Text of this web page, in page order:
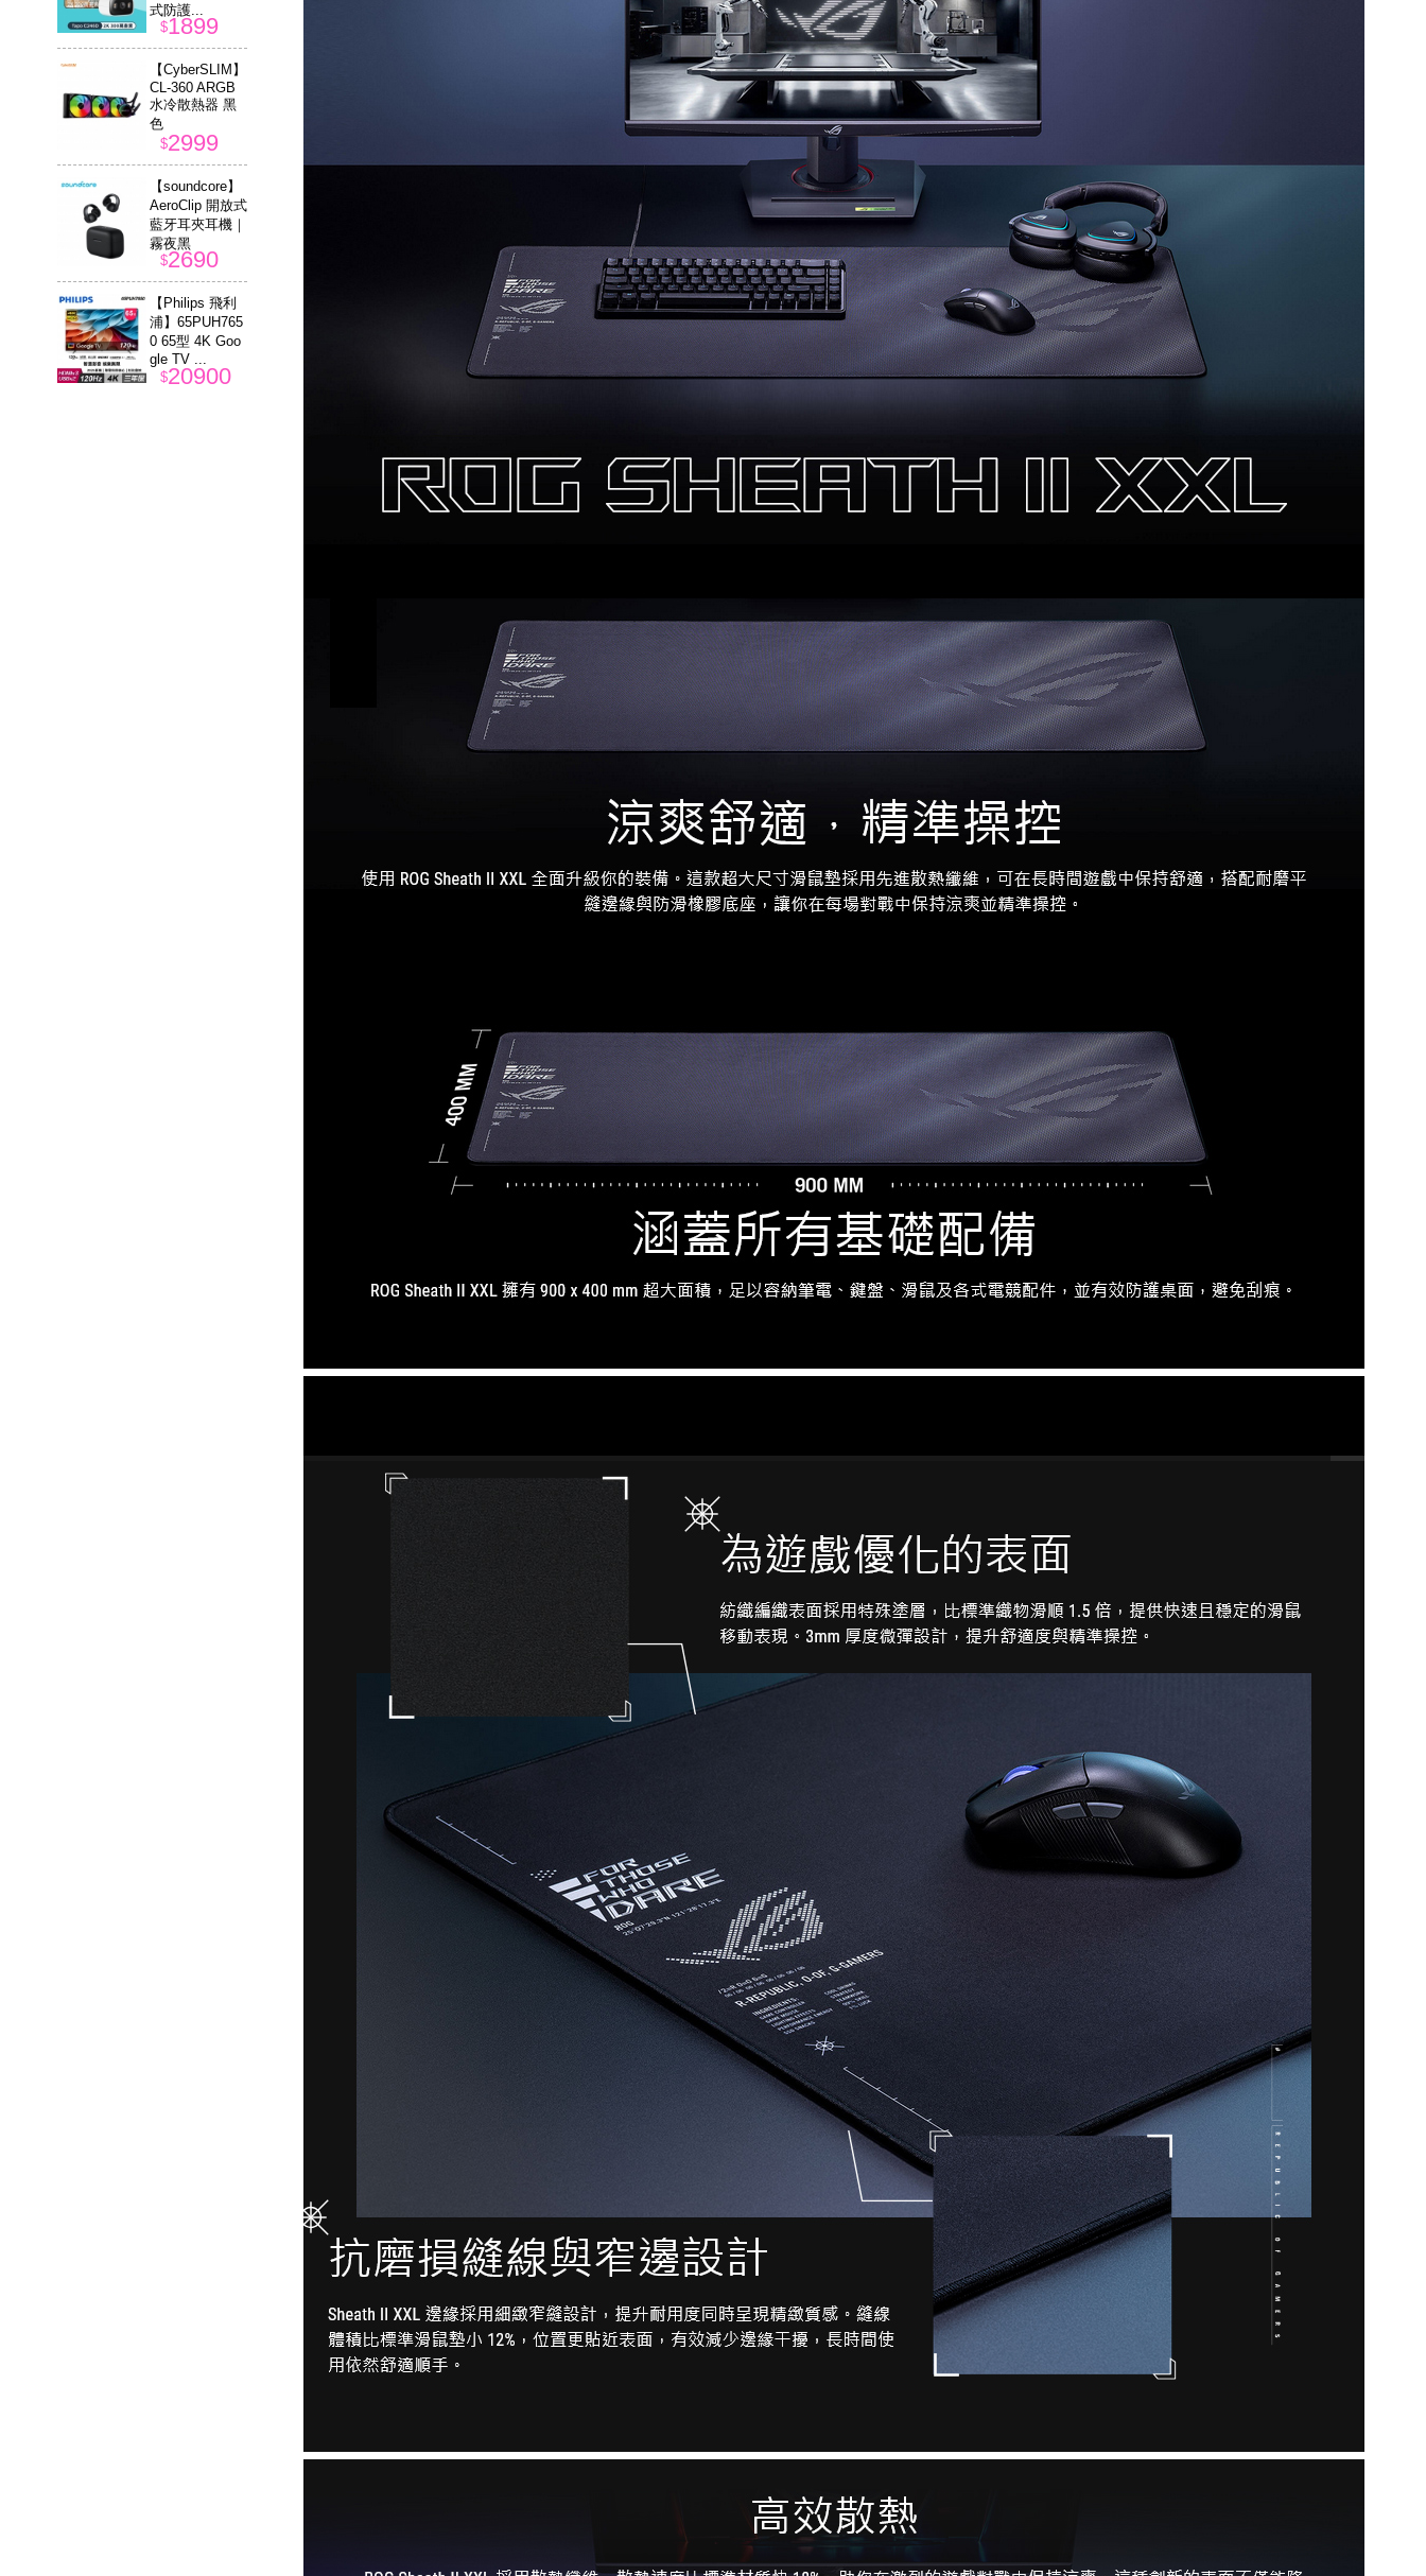
式防護...
$1899
【CyberSLIM】
CL-360 ARGB
水冷散熱器 黑
色
$2999
【soundcore】
AeroClip 開放式
藍牙耳夾耳機｜
霧夜黑
$2690
【Philips 飛利
浦】65PUH765
0 65型 4K Goo
gle TV ...
$20900